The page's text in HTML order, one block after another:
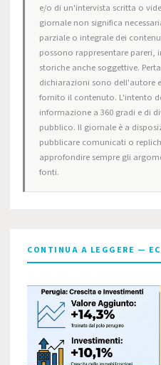
e/o di un'intervista scritta o
giornale non significa
parziale o integrale dei
possono rappresentare
storiche anche soggettive.
dichiarazioni sono dell'autore
fornito il contenuto. L'intento
informazione a 360 gradi e di
pubblico. Il giornale è a
pubblicare comunicati o
approfondire sempre gli
fonti.
CONTINUA A LEGGERE —